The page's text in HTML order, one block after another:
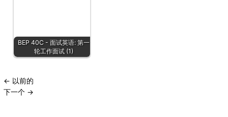
BEP 40C - 面试英语: 第一
轮工作面试 (1)
← 以前的
下一个 →